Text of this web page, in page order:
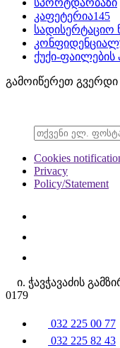
სპორტდარბაზი
კაფეტერია145
სადისერტაციო
ქუქი-
გამოიწერეთ გვერდი
Cookies
Privacy
Policy/Statement
ი. ჭავჭავაძის
0179
032 225 00 77
032 225 82 43